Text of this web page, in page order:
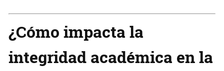
¿Cómo impacta la
integridad académica en la